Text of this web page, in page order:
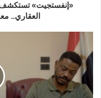
«إنفستجيت» تستكشف
العقاري..